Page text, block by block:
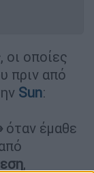
, οι οποίες
πριν από
Sun:
όταν έμαθε
,